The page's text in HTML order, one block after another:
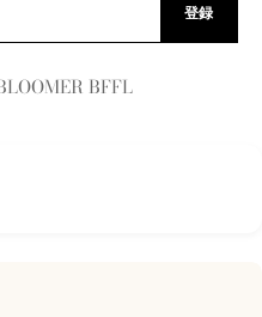
登録
BFFL